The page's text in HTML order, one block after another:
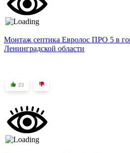
Монтаж септика Евролос ПРО 5 в
Ленинградской области
23